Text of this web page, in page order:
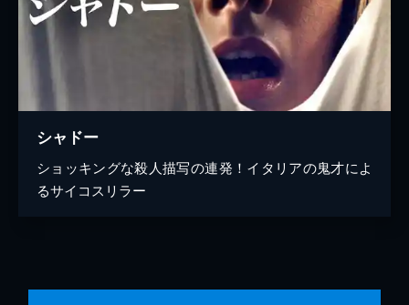
シャドー
ショッキングな殺人描写の連発！イタリアの鬼才によ
るサイコスリラー